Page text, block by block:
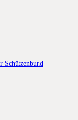
Schützenbund